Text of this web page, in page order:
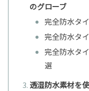
のグローブ
完全防水タ
完全防水タ
完全防水タ
選
透湿防水素材を